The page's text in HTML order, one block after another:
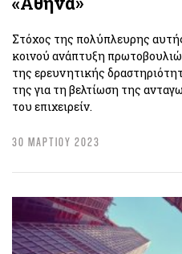
Στόχος της πολύπλευρης
κοινού ανάπτυξη
της ερευνητικής
της για τη βελτίωση της
του επιχειρείν.
30 ΜΑΡΤΙΟΥ 2023